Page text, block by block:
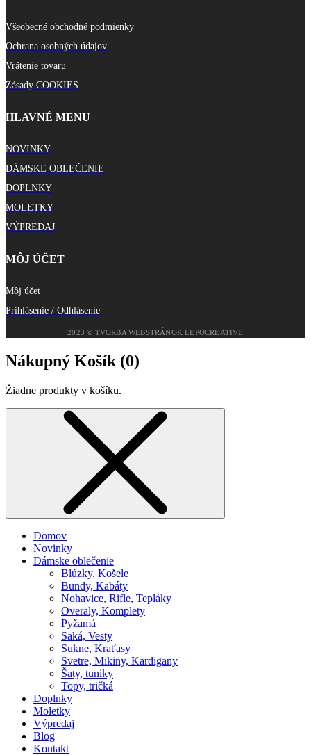
Všeobecné obchodné podmienky
Ochrana osobných údajov
Vrátenie tovaru
Zásady COOKIES
HLAVNÉ MENU
NOVINKY
DÁMSKE OBLEČENIE
DOPLNKY
MOLETKY
VÝPREDAJ
MÔJ ÚČET
Môj účet
Prihlásenie / Odhlásenie
2023 © TVORBA WEBSTRÁNOK LEPOCREATIVE
Nákupný Košík (0)
Žiadne produkty v košíku.
Domov
Novinky
Dámske oblečenie
Blúzky, Košele
Bundy, Kabáty
Nohavice, Rifle, Tepláky
Overaly, Komplety
Pyžamá
Saká, Vesty
Sukne, Kraťasy
Svetre, Mikiny, Kardigany
Šaty, tuniky
Topy, tričká
Doplnky
Moletky
Výpredaj
Blog
Kontakt